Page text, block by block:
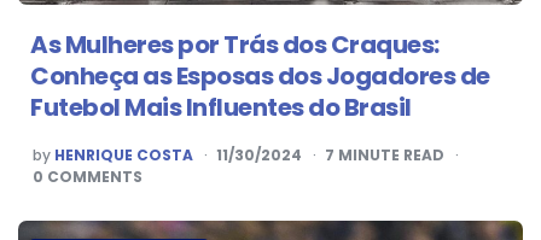
As Mulheres por Trás dos Craques:
Conheça as Esposas dos Jogadores de
Futebol Mais Influentes do Brasil
POSTED
BY
by HENRIQUE COSTA 11/30/2024 7 MINUTE READ
0 COMMENTS